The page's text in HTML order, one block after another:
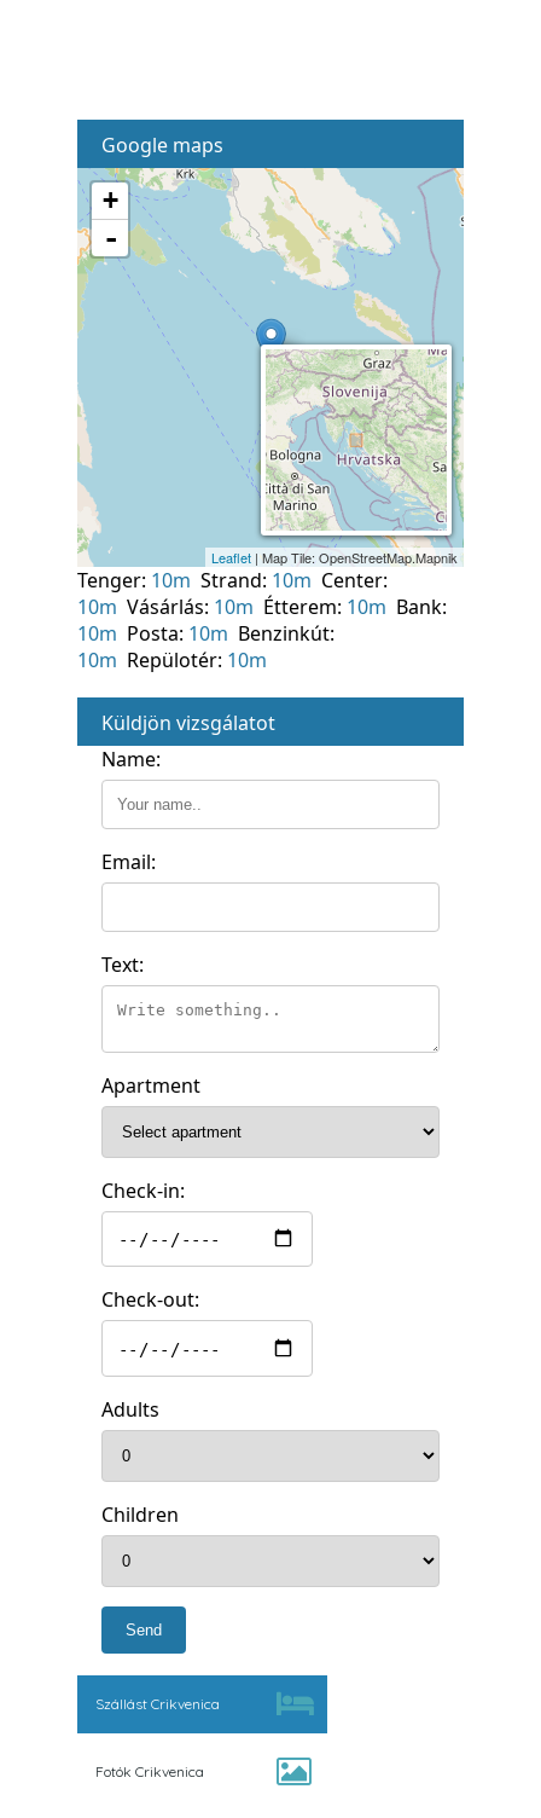
Google maps
Tenger: 10m Strand: 10m Center:
10m Vásárlás: 10m Étterem: 10m Bank:
10m Posta: 10m Benzinkút:
10m Repülotér: 10m
Küldjön vizsgálatot
Name:
Email:
Text:
Apartment
Check-in:
Check-out:
Adults
Children
Szállást Crikvenica
Fotók Crikvenica